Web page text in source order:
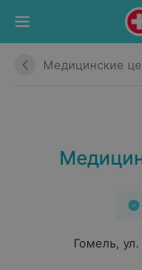
Медицинские
Гомель,